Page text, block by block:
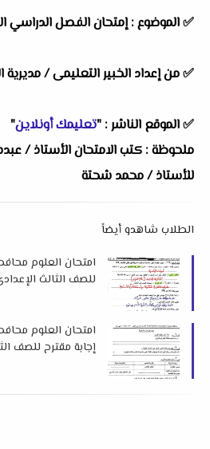
✅الموضوع :إمتحان الفصل الدراسي
✅من إعداد الخبير التعليمى /مديرية
✅الموقع الناشر : "تعليمك أونلاين"
ملحوظة : كتب الامتحان الأستاذ /
للأستاذ / محمد شحتة
الطلاب شاهدو أيضاً
امتحان العلوم
للصف الثالث
امتحان العلوم
إجابة مقترح للصف